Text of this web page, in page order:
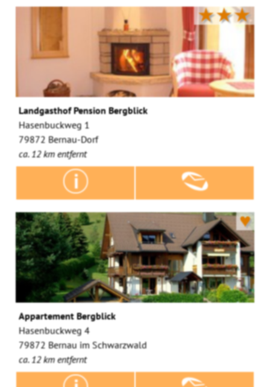
★★★
Landgasthof Pension Bergblick
Hasenbuckweg 1
79872 Bernau-Dorf
ca. 12 km entfernt
♥
Appartement Bergblick
Hasenbuckweg 4
79872 Bernau im Schwarzwald
ca. 12 km entfernt